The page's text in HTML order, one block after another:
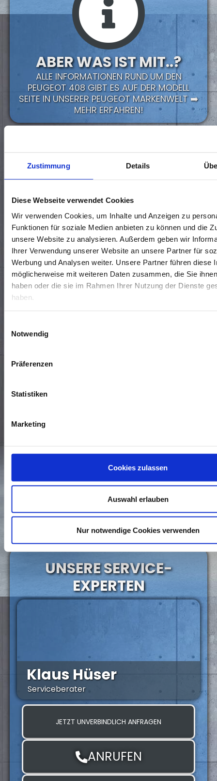
Zustimmung Details
Diese Webseite verwendet Cookies
Wir verwenden Cookies, um Inhalte und Anzeigen zu
Funktionen für soziale Medien anbieten zu können und die
unsere Website zu analysieren. Außerdem geben wir
Ihrer Verwendung unserer Website an unsere Partner für
Werbung und Analysen weiter. Unsere Partner führen diese
möglicherweise mit weiteren Daten zusammen, die Sie
haben oder die sie im Rahmen Ihrer Nutzung der Dienste
haben.
Notwendig
Präferenzen
Statistiken
Marketing
Cookies zulassen
Auswahl erlauben
Nur notwendige Cookies verwenden
ABER WAS IST MIT..?
ALLE INFORMATIONEN RUND UM DEN
PEUGEOT 408 GIBT ES AUF DER MODELL
SEITE IN UNSERER PEUGEOT MARKENWELT ➡️
MEHR ERFAHREN!
UNSERE SERVICE-
EXPERTEN
Klaus Hüser
Serviceberater
JETZT UNVERBINDLICH ANFRAGEN
ANRUFEN
KONTAKTIERE UNS 🤝
Standort wählen*
Termin vereinbaren
Allgemeine Frage
Angaben machen Sie auf freiwilliger Basis. Zur Bearbeitung
Sie uns in dem Kontaktformular zur Verfügung stellen. Wenn
Sie wissen möchten, wie wir mit Ihren personenbezogenen
Daten umgehen, können Sie dies in unsererDaten­schutz­
erklärungnachlesen.